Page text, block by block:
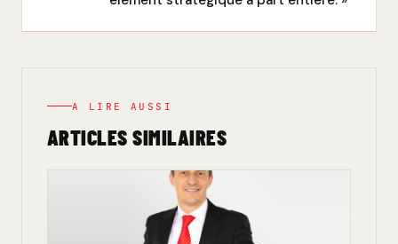
A LIRE AUSSI
ARTICLES SIMILAIRES